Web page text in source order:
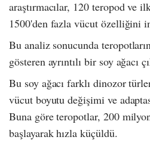
araştırmacılar, 120 teropod ve
1500'den fazla vücut özelliğini
Bu analiz sonucunda
gösteren ayrıntılı bir soy ağacı
Bu soy ağacı farklı dinozor
vücut boyutu değişimi ve
Buna göre teropotlar, 200
başlayarak hızla küçüldü.